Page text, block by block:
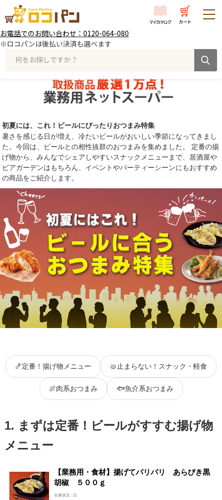
お電話でのお問い合わせ：0120-064-080
※ロコパンは後払い決済も選べます
何をお探しですか？
初夏には、これ！ビールにぴったりおつまみ特集
暑さを感じる日が増え、冷たいビールがおいしい季節になってきまし
た。今回は、ビールとの相性抜群のおつまみを集めました。 定番の揚
げ物から、みんなでシェアしやすいスナックメニューまで、居酒屋や
ビアガーデンはもちろん、イベントやパーティーシーンにもおすすめ
の商品をご紹介します。
🍤定番！揚げ物メニュー 🥨止まらない！スナック・軽食
🍖肉系おつまみ 🐟魚介系おつまみ
1. まずは定番！ビールがすすむ揚げ物
メニュー
【業務用・食材】揚げてパリパリ あらびき黒
胡椒 ５００ｇ
在庫状況 : 21